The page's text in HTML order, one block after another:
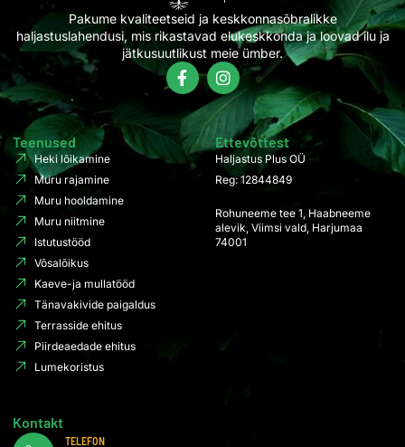
Pakume kvaliteetseid ja keskkonnasõbralikke
haljastuslahendusi, mis rikastavad elukeskkonda ja loovad ilu ja
jätkusuutlikust meie ümber.
Teenused
Heki lõikamine
Muru rajamine
Muru hooldamine
Muru niitmine
Istutustööd
Võsalõikus
Kaeve-ja mullatööd
Tänavakivide paigaldus
Terrasside ehitus
Piirdeaedade ehitus
Lumekoristus
Ettevõttest
Haljastus Plus OÜ
Reg: 12844849
Rohuneeme tee 1, Haabneeme
alevik, Viimsi vald, Harjumaa
74001
Kontakt
TELEFON